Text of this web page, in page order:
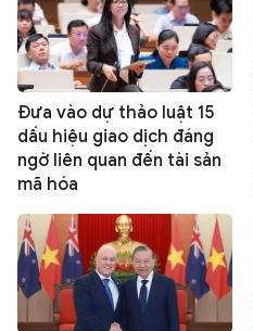
Đưa vào dự thảo luật 15
dấu hiệu giao dịch đáng
ngờ liên quan đến tài sản
mã hóa